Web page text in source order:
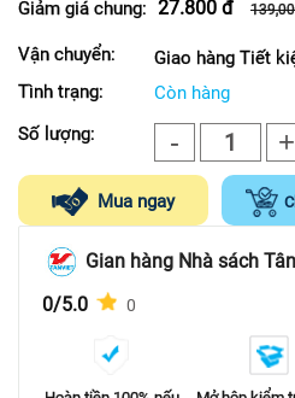
Giảm giá chung: 27.800 đ
Vận chuyển:
Giao hàng Tiết
Tình trạng:
Còn hàng
Số lượng:
- 1 +
Mua ngay
Gian hàng Nhà sách
0/5.0
0